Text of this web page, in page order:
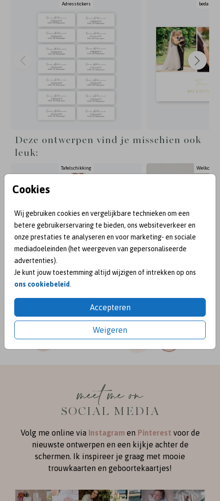
Cookies
Wij gebruiken cookies en vergelijkbare technieken om een
betere gebruikerservaring te bieden, ons websiteverkeer en
onze prestaties te analyseren en voor marketing- en sociale
mediadoeleinden (het weergeven van gepersonaliseerde
advertenties).
Je kunt jouw toestemming altijd wijzigen of intrekken op ons
ons cookiebeleid
Accepteren
Weigeren
Adresstickers
Deze ontwerpen vind je misschien ook
leuk:
Tafelschikking
BEKEND VAN:
meet me on
SOCIAL MEDIA
Volg me online via Instagramen Pinterest voor de
nieuwste ontwerpen en een kijkje achter de
schermen. Ik inspireer je graag met mooie
trouwkaarten en geboortekaartjes!